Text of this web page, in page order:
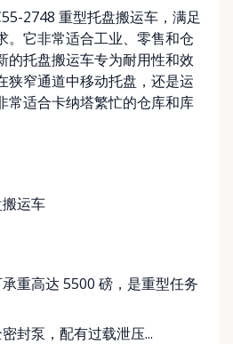
2748 重型托盘搬运车，满足
。它非常适合工业、零售和仓
的托盘搬运车专为耐用性和效
狭窄通道中移动托盘，还是运
常适合卡纳塔繁忙的仓库和库
运车
重高达 5500 磅，是重型任务
封泵，配有过载泄压...